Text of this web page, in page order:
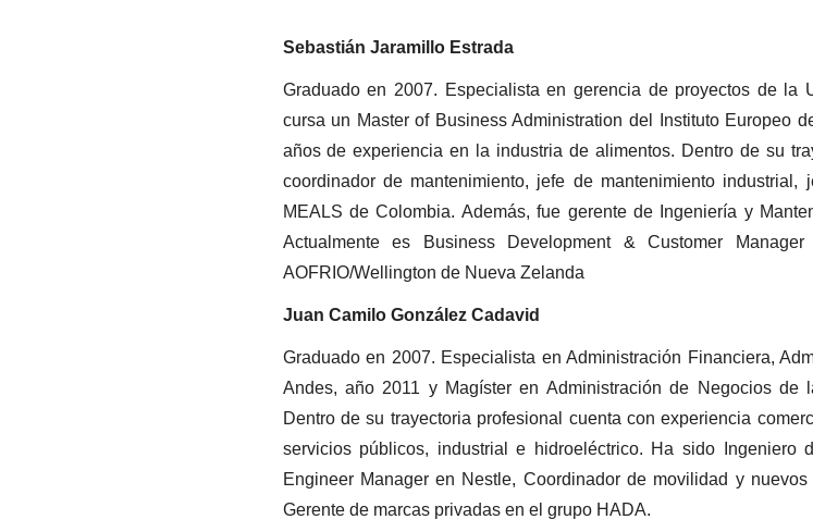
Sebastián Jaramillo Estrada
Graduado en 2007. Especialista en gerencia de proyectos de la
cursa un Master of Business Administration del Instituto Europeo
años de experiencia en la industria de alimentos. Dentro de su
coordinador de mantenimiento, jefe de mantenimiento
MEALS de Colombia. Además, fue gerente de Ingeniería y
Actualmente es Business Development & Customer
AOFRIO/Wellington de Nueva Zelanda
Juan Camilo González Cadavid
Graduado en 2007. Especialista en Administración Financiera,
Andes, año 2011 y Magíster en Administración de Negocios de
Dentro de su trayectoria profesional cuenta con experiencia
servicios públicos, industrial e hidroeléctrico. Ha sido Ingeniero
Engineer Manager en Nestle, Coordinador de movilidad y
Gerente de marcas privadas en el grupo HADA.